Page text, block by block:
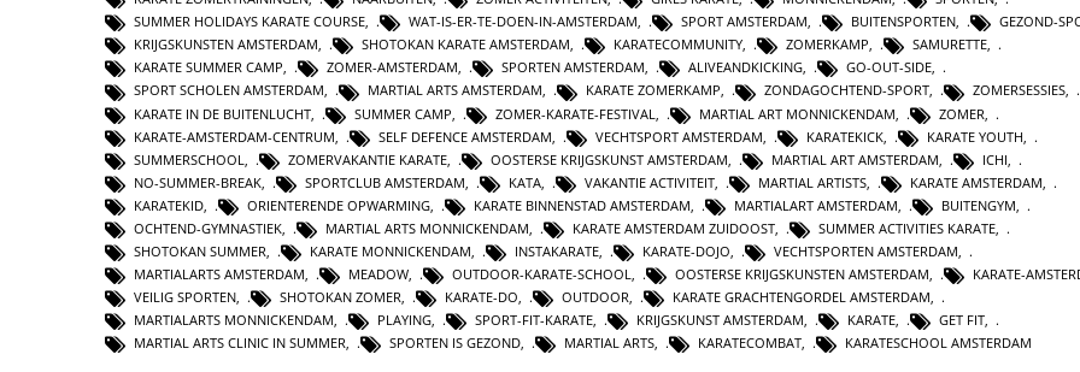
SUMMER HOLIDAYS KARATE COURSE, WAT-IS-ER-TE-DOEN-IN-AMSTERDAM, SPORT AMSTERDAM, BUITENSPORTEN, GEZOND-
KRIJGSKUNSTEN AMSTERDAM, SHOTOKAN KARATE AMSTERDAM, KARATECOMMUNITY, ZOMERKAMP, SAMURETTE,
KARATE SUMMER CAMP, ZOMER-AMSTERDAM, SPORTEN AMSTERDAM, ALIVEANDKICKING, GO-OUT-SIDE,
SPORT SCHOLEN AMSTERDAM, MARTIAL ARTS AMSTERDAM, KARATE ZOMERKAMP, ZONDAGOCHTEND-SPORT, ZOMERSESSIES,
KARATE IN DE BUITENLUCHT
SUMMER CAMP ZOMER-KARATE-FESTIVAL MARTIAL ART MONNICKENDAM ZOMER
KARATE-AMSTERDAM-CENTRUM
SELF DEFENCE AMSTERDAM VECHTSPORT AMSTERDAM KARATEKICK KARATE YOUTH
SUMMERSCHOOL
ZOMERVAKANTIE KARATE OOSTERSE KRIJGSKUNST AMSTERDAM MARTIAL ART AMSTERDAM ICHI
NO-SUMMER-BREAK
SPORTCLUB AMSTERDAM KATA VAKANTIE ACTIVITEIT MARTIAL ARTISTS KARATE AMSTERDAM
KARATEKID
ORIENTERENDE OPWARMING KARATE BINNENSTAD AMSTERDAM MARTIALART AMSTERDAM BUITENGYM
OCHTEND-GYMNASTIEK
MARTIAL ARTS MONNICKENDAM KARATE AMSTERDAM ZUIDOOST SUMMER ACTIVITIES KARATE
SHOTOKAN SUMMER
KARATE MONNICKENDAM INSTAKARATE KARATE-DOJO VECHTSPORTEN AMSTERDAM
MARTIALARTS AMSTERDAM
MEADOW OUTDOOR-KARATE-SCHOOL OOSTERSE KRIJGSKUNSTEN AMSTERDAM KARATE-
VEILIG SPORTEN, SHOTOKAN ZOMER, KARATE-DO, OUTDOOR, KARATE GRACHTENGORDEL AMSTERDAM,
MARTIALARTS MONNICKENDAM, PLAYING, SPORT-FIT-KARATE, KRIJGSKUNST AMSTERDAM, KARATE, GET FIT,
MARTIAL ARTS CLINIC IN SUMMER, SPORTEN IS GEZOND, MARTIAL ARTS, KARATECOMBAT, KARATESCHOOL AMSTERDAM